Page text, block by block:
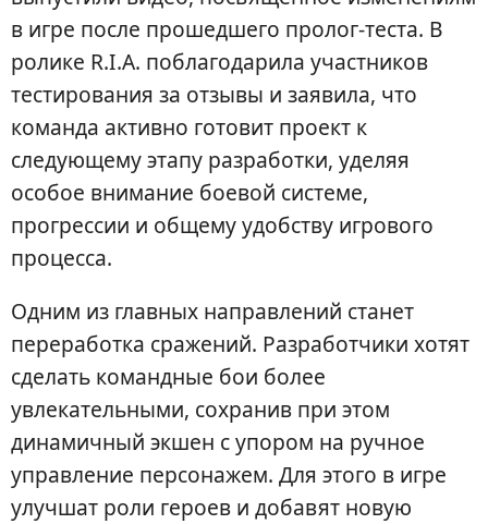
в игре после прошедшего пролог-теста. В
ролике R.I.A. поблагодарила участников
тестирования за отзывы и заявила, что
команда активно готовит проект к
следующему этапу разработки, уделяя
особое внимание боевой системе,
прогрессии и общему удобству игрового
процесса.
Одним из главных направлений станет
переработка сражений. Разработчики хотят
сделать командные бои более
увлекательными, сохранив при этом
динамичный экшен с упором на ручное
управление персонажем. Для этого в игре
улучшат роли героев и добавят новую